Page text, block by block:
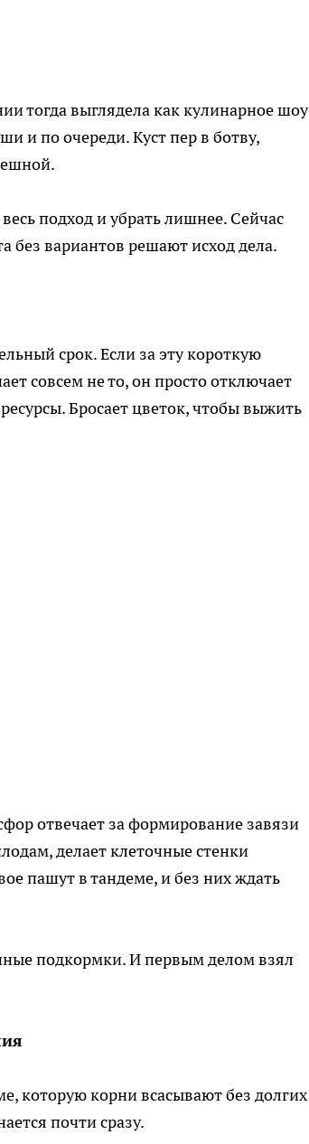
тогда выглядела как кулинарное шоу
и по очереди. Куст пер в ботву,
подход и убрать лишнее. Сейчас
без вариантов решают исход дела.
срок. Если за эту короткую
совсем не то, он просто отключает
Бросает цветок, чтобы выжить
отвечает за формирование завязи
делает клеточные стенки
пашут в тандеме, и без них ждать
подкормки. И первым делом взял
которую корни всасывают без долгих
почти сразу.